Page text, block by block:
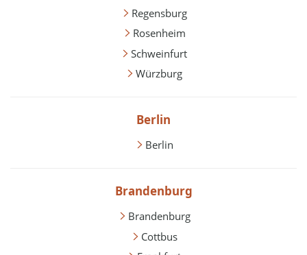
Regensburg
Rosenheim
Schweinfurt
Würzburg
Berlin
Berlin
Brandenburg
Brandenburg
Cottbus